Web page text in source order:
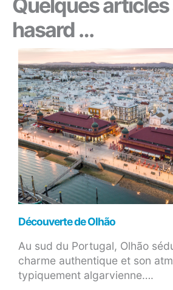
Quelques articles
hasard …
Découverte de Olhão
Au sud du Portugal, Olhão
charme authentique et son
typiquement algarvienne….